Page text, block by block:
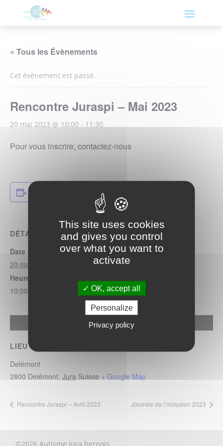
« Tous les Évènements
Cet évènement est passé.
Rencontre Juraspi – Mai 2023
20 mai 2023 @ 10:00 - 11:30
Pour vous inscrire, contactez-nous
Ajouter au calendrier
DÉTAILS
Date :
20 mai 2023
Heure :
10:00 - 11:30
LIEU
Delémont
2800 Delémont, Jura Suisse + Google Map
Google Maps Search API is disabled.
Rencontre Juraspi – Avril 2023 Journée de l’inclusion 2023
©2026 Autisme Jura bernois
This site uses cookies
and gives you control
over what you want to
activate
OK, accept all
Personalize
Privacy policy